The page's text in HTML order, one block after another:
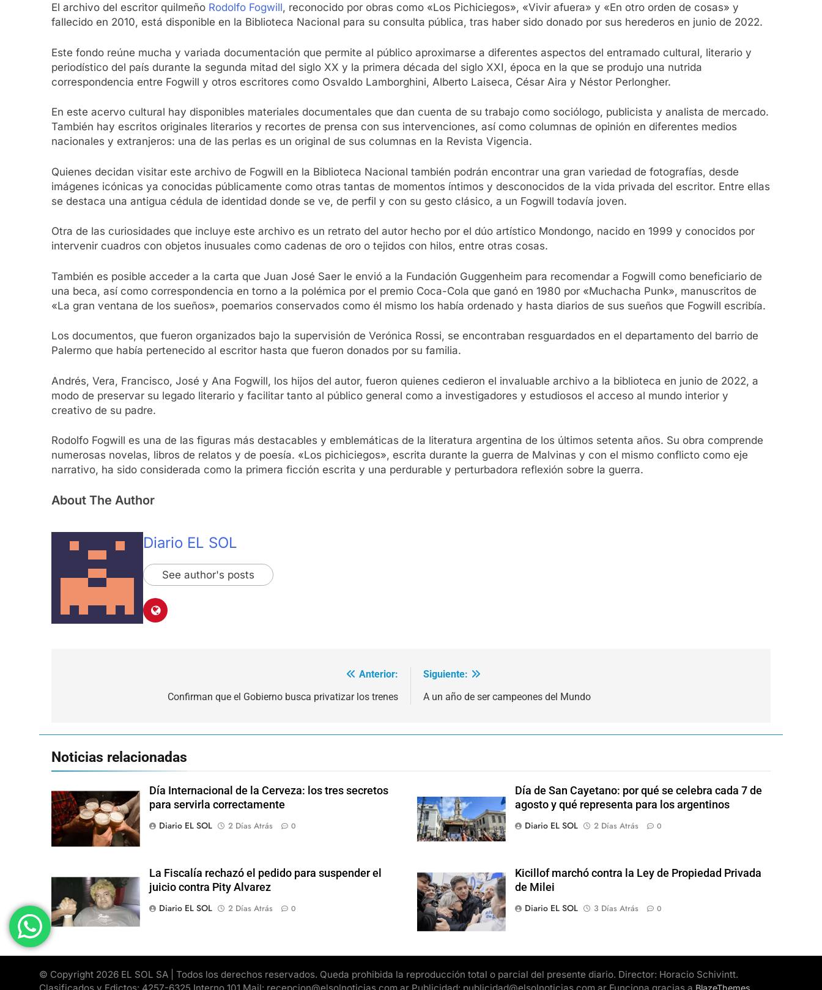
El archivo del escritor quilmeño Rodolfo Fogwill, reconocido por obras como «Los Pichiciegos», «Vivir afuera» y «En otro orden de cosas» y
fallecido en 2010, está disponible en la Biblioteca Nacional para su consulta pública, tras haber sido donado por sus herederos en junio de 2022.
Este fondo reúne mucha y variada documentación que permite al público aproximarse a diferentes aspectos del entramado cultural, literario y
periodístico del país durante la segunda mitad del siglo XX y la primera década del siglo XXI, época en la que se produjo una nutrida
correspondencia entre Fogwill y otros escritores como Osvaldo Lamborghini, Alberto Laiseca, César Aira y Néstor Perlongher.
En este acervo cultural hay disponibles materiales documentales que dan cuenta de su trabajo como sociólogo, publicista y analista de mercado.
También hay escritos originales literarios y recortes de prensa con sus intervenciones, así como columnas de opinión en diferentes medios
nacionales y extranjeros: una de las perlas es un original de sus columnas en la Revista Vigencia.
Quienes decidan visitar este archivo de Fogwill en la Biblioteca Nacional también podrán encontrar una gran variedad de fotografías, desde
imágenes icónicas ya conocidas públicamente como otras tantas de momentos íntimos y desconocidos de la vida privada del escritor. Entre ellas
se destaca una antigua cédula de identidad donde se ve, de perfil y con su gesto clásico, a un Fogwill todavía joven.
Otra de las curiosidades que incluye este archivo es un retrato del autor hecho por el dúo artístico Mondongo, nacido en 1999 y conocidos por
intervenir cuadros con objetos inusuales como cadenas de oro o tejidos con hilos, entre otras cosas.
También es posible acceder a la carta que Juan José Saer le envió a la Fundación Guggenheim para recomendar a Fogwill como beneficiario de
una beca, así como correspondencia en torno a la polémica por el premio Coca-Cola que ganó en 1980 por «Muchacha Punk», manuscritos de
«La gran ventana de los sueños», poemarios conservados como él mismo los había ordenado y hasta diarios de sus sueños que Fogwill escribía.
Los documentos, que fueron organizados bajo la supervisión de Verónica Rossi, se encontraban resguardados en el departamento del barrio de
Palermo que había pertenecido al escritor hasta que fueron donados por su familia.
Andrés, Vera, Francisco, José y Ana Fogwill, los hijos del autor, fueron quienes cedieron el invaluable archivo a la biblioteca en junio de 2022, a
modo de preservar su legado literario y facilitar tanto al público general como a investigadores y estudiosos el acceso al mundo interior y
creativo de su padre.
Rodolfo Fogwill es una de las figuras más destacables y emblemáticas de la literatura argentina de los últimos setenta años. Su obra comprende
numerosas novelas, libros de relatos y de poesía. «Los pichiciegos», escrita durante la guerra de Malvinas y con el mismo conflicto como eje
narrativo, ha sido considerada como la primera ficción escrita y una perdurable y perturbadora reflexión sobre la guerra.
About The Author
Diario EL SOL
See author's posts
Anterior:
Confirman que el Gobierno busca privatizar los trenes
Siguiente:
A un año de ser campeones del Mundo
Noticias relacionadas
Día Internacional de la Cerveza: los tres secretos
para servirla correctamente
Diario EL SOL
2 Días Atrás 0
Día de San Cayetano: por qué se celebra cada 7 de
agosto y qué representa para los argentinos
Diario EL SOL
2 Días Atrás 0
La Fiscalía rechazó el pedido para suspender el
juicio contra Pity Alvarez
Diario EL SOL
2 Días Atrás 0
Kicillof marchó contra la Ley de Propiedad Privada
de Milei
Diario EL SOL
3 Días Atrás 0
© Copyright 2026 EL SOL SA | Todos los derechos reservados. Queda prohibida la reproducción total o parcial del presente diario. Director: Horacio Schivintt.
BlazeThemes